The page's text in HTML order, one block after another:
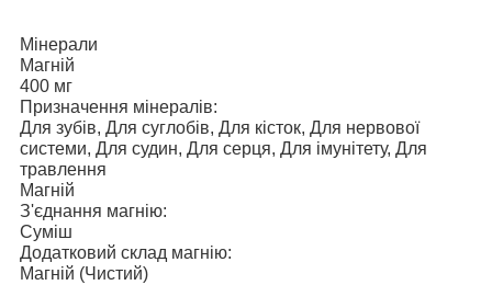
Мінерали
Магній
400 мг
Призначення мінералів:
Для зубів, Для суглобів, Для кісток, Для нервової
системи, Для судин, Для серця, Для імунітету, Для
травлення
Магній
З'єднання магнію:
Суміш
Додатковий склад магнію:
Магній (Чистий)